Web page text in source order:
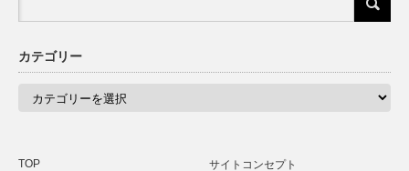
カテゴリー
TOP サイトコンセプト